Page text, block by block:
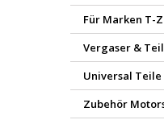
Für Marken T-Z
Vergaser &
Universal Teile
Zubehör